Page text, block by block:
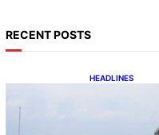
RECENT POSTS
HEADLINES
Perkuat